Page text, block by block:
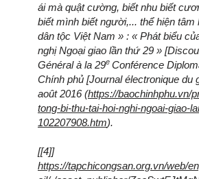
ái mà quật cường, biết nhu biết
biết mình biết người,... thể hiện
dân tộc Việt Nam » : « Phát biểu
nghị Ngoại giao lần thứ 29 »
Général à la 29e Conférence
Chính phủ [Journal électronique du
août 2016 (https://baochinhphu.vn/
tong-bi-thu-tai-hoi-nghi-ngoai-giao-
102207908.htm).
[[4]]
https://tapchicongsan.org.vn/web/